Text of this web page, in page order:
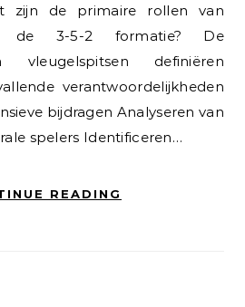
zijn de primaire rollen van
de 3-5-2 formatie? De
vleugelspitsen definiëren
verantwoordelijkheden
bijdragen Analyseren van
spelers Identificeren…
READING